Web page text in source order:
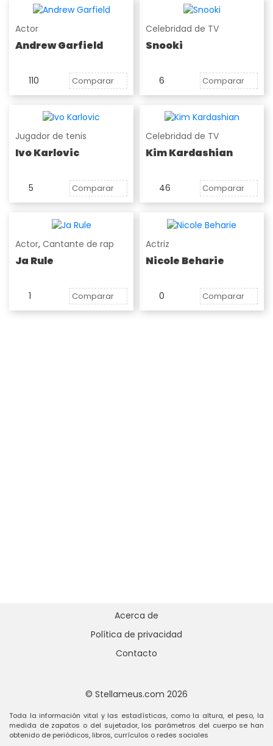
Actor
Andrew Garfield
110 Comparar
Celebridad de TV
Snooki
6 Comparar
Jugador de tenis
Ivo Karlovic
5 Comparar
Celebridad de TV
Kim Kardashian
46 Comparar
Actor, Cantante de rap
Ja Rule
1 Comparar
Actriz
Nicole Beharie
0 Comparar
© Stellameus.com 2026
Acerca de
Política de privacidad
Contacto
Toda la información vital y las estadísticas, como la altura, el peso, la
medida de zapatos o del sujetador, los parámetros del cuerpo se han
obtenido de periódicos, libros, currículos o redes sociales